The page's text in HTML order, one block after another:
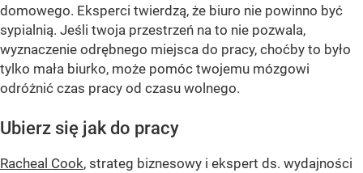
domowego. Eksperci twierdzą, że biuro nie powinno być
sypialnią. Jeśli twoja przestrzeń na to nie pozwala,
wyznaczenie odrębnego miejsca do pracy, choćby to było
tylko mała biurko, może pomóc twojemu mózgowi
odróżnić czas pracy od czasu wolnego.
Ubierz się jak do pracy
Racheal Cook, strateg biznesowy i ekspert ds. wydajności